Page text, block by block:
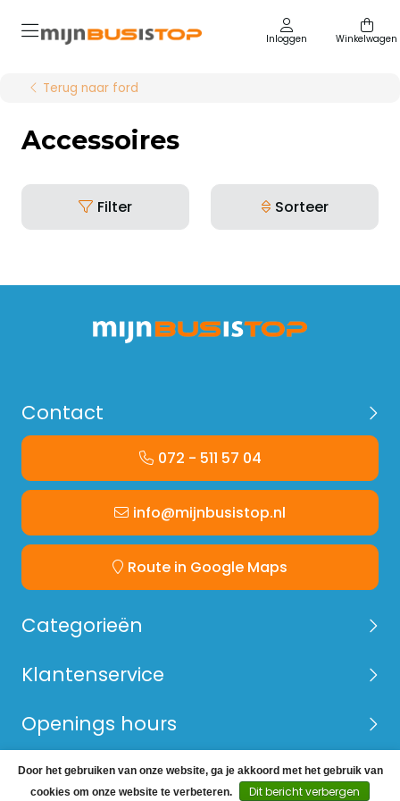
Inloggen Winkelwagen
Terug naar ford
Accessoires
Filter Sorteer
Contact
072 - 511 57 04
info@mijnbusistop.nl
Route in Google Maps
Categorieën
Klantenservice
Openings hours
© Copyright 2026 Mijn Bus is Top -Webshop laten
Door het gebruiken van onze website, ga je akkoord met het gebruik van
cookies om onze website te verbeteren.
Dit bericht verbergen